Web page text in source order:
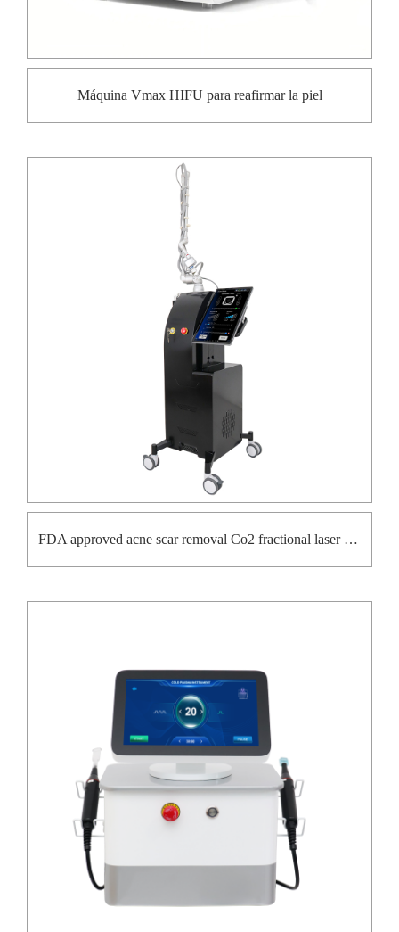
Máquina Vmax HIFU para reafirmar la piel
FDA approved acne scar removal Co2 fractional laser machine